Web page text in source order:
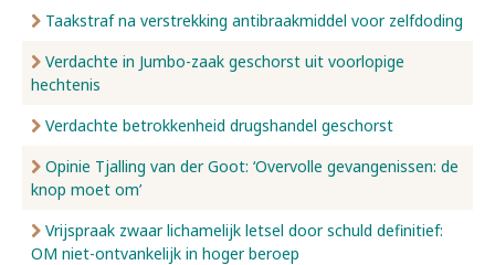
Taakstraf na verstrekking antibraakmiddel voor zelfdoding
Verdachte in Jumbo-zaak geschorst uit voorlopige
hechtenis
Verdachte betrokkenheid drugshandel geschorst
Opinie Tjalling van der Goot: ‘Overvolle gevangenissen: de
knop moet om’
Vrijspraak zwaar lichamelijk letsel door schuld definitief:
OM niet-ontvankelijk in hoger beroep